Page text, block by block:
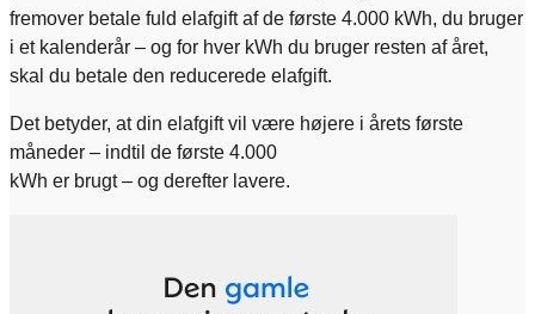
fremover betale fuld elafgift af de første 4.000 kWh, du bruger
i et kalenderår – og for hver kWh du bruger resten af året,
skal du betale den reducerede elafgift.
Det betyder, at din elafgift vil være højere i årets første
måneder – indtil de første 4.000
kWh er brugt – og derefter lavere.